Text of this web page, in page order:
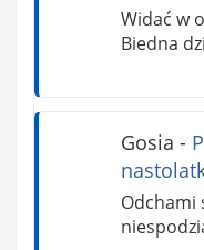
Widać w
Biedna
Gosia -
Odchami